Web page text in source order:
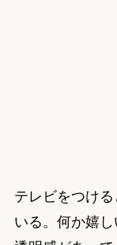
テレビをつけ
いる。何か嬉し